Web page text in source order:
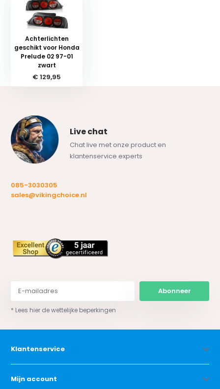
Achterlichten
geschikt voor Honda
Prelude 02 97-01
zwart
€ 129,95
Live chat
Chat live met onze product en
klantenservice experts
085-3030305
sales@vikingchoice.nl
Abonneer
* Lees hier de wettelijke beperkingen
Klantenservice
Mijn account